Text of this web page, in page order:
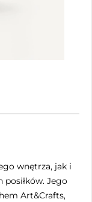
wnętrza, jak i
Jego
Art&Crafts,